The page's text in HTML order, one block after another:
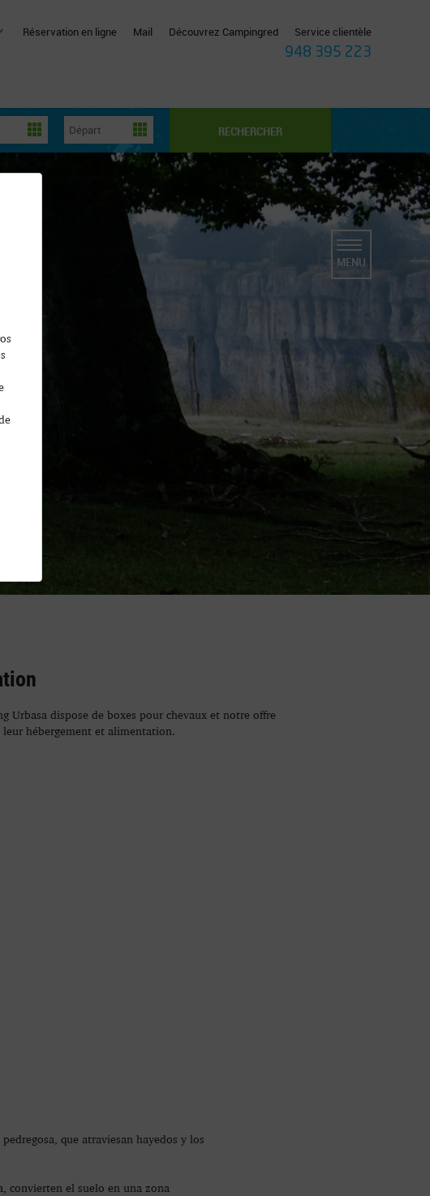
Réservation en ligne Mail
Découvrez Campingred
948 395 223
Service clientèle
RECHERCHER
MENU
Urbasa dispose de boxes pour chevaux et notre offre
leur hébergement et alimentation.
que atraviesan hayedos y los
convierten el suelo en una zona